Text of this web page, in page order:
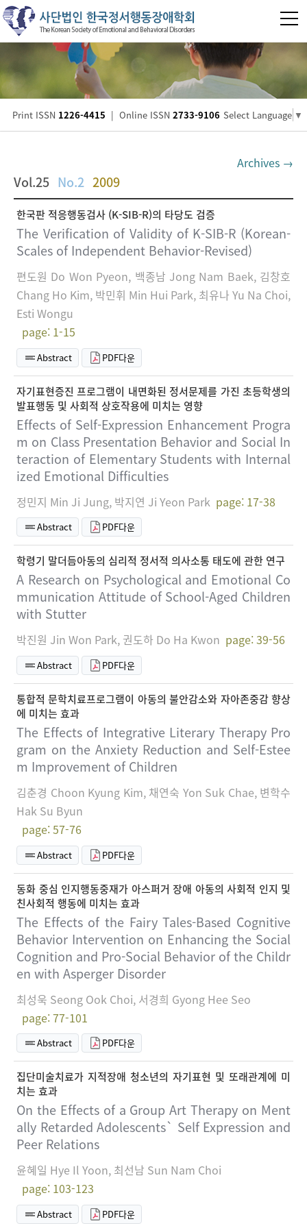
Print ISSN 1226-4415 | Online ISSN 2733-9106 Select Language ▼
Archives →
Vol.25 No.2 2009
한국판 적응행동검사 (K-SIB-R)의 타당도 검증
The Verification of Validity of K-SIB-R (Korean-
Scales of Independent Behavior-Revised)
편도원 Do Won Pyeon, 백종남 Jong Nam Baek, 김창호
Chang Ho Kim, 박민휘 Min Hui Park, 최유나 Yu Na Choi,
Esti Wongu
page: 1-15
Abstract PDF다운
자기표현증진 프로그램이 내면화된 정서문제를 가진 초등학생의
발표행동 및 사회적 상호작용에 미치는 영향
Effects of Self-Expression Enhancement Progra
m on Class Presentation Behavior and Social In
teraction of Elementary Students with Internal
ized Emotional Difficulties
정민지 Min Ji Jung, 박지연 Ji Yeon Park page: 17-38
Abstract PDF다운
학령기 말더듬아동의 심리적 정서적 의사소통 태도에 관한 연구
A Research on Psychological and Emotional Co
mmunication Attitude of School-Aged Children
with Stutter
박진원 Jin Won Park, 권도하 Do Ha Kwon page: 39-56
Abstract PDF다운
통합적 문학치료프로그램이 아동의 불안감소와 자아존중감 향상
에 미치는 효과
The Effects of Integrative Literary Therapy Pro
gram on the Anxiety Reduction and Self-Estee
m Improvement of Children
김춘경 Choon Kyung Kim, 채연숙 Yon Suk Chae, 변학수
Hak Su Byun
page: 57-76
Abstract PDF다운
동화 중심 인지행동중재가 아스퍼거 장애 아동의 사회적 인지 및
친사회적 행동에 미치는 효과
The Effects of the Fairy Tales-Based Cognitive
Behavior Intervention on Enhancing the Social
Cognition and Pro-Social Behavior of the Childr
en with Asperger Disorder
최성욱 Seong Ook Choi, 서경희 Gyong Hee Seo
page: 77-101
Abstract PDF다운
집단미술치료가 지적장애 청소년의 자기표현 및 또래관계에 미
치는 효과
On the Effects of a Group Art Therapy on Ment
ally Retarded Adolescents` Self Expression and
Peer Relations
윤혜일 Hye Il Yoon, 최선남 Sun Nam Choi
page: 103-123
Abstract PDF다운